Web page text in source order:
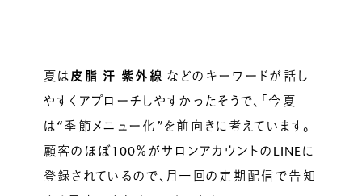
夏は 皮脂 汗 紫外線 などのキーワードが話し
やすくアプローチしやすかったそうで、「今夏
は“季節メニュー化”を前向きに考えています。
顧客のほぼ100％がサロンアカウントのLINEに
登録されているので、月一回の定期配信で告知